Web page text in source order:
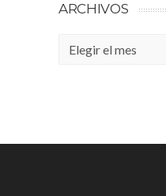
ARCHIVOS
Archivos